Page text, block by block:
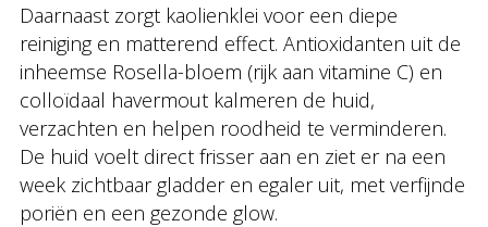
Daarnaast zorgt kaolienklei voor een diepe
reiniging en matterend effect. Antioxidanten uit de
inheemse Rosella-bloem (rijk aan vitamine C) en
colloïdaal havermout kalmeren de huid,
verzachten en helpen roodheid te verminderen.
De huid voelt direct frisser aan en ziet er na een
week zichtbaar gladder en egaler uit, met verfijnde
poriën en een gezonde glow.